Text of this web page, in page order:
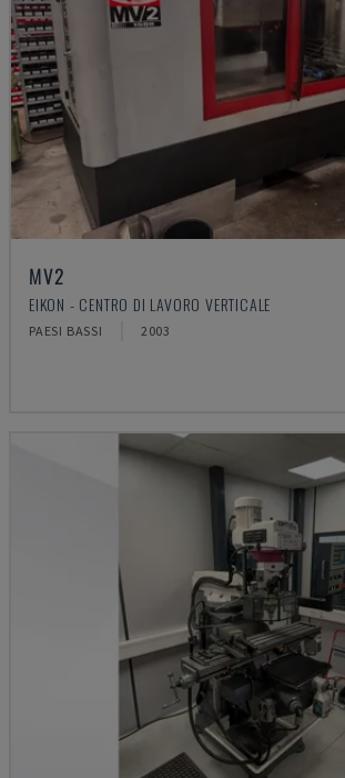
MV2
EIKON - CENTRO DI LAVORO VERTICALE
PAESI BASSI 2003